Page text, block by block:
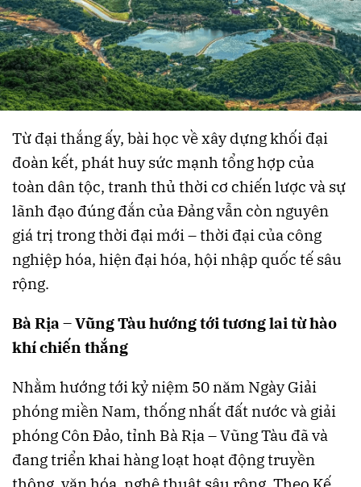
Từ đại thắng ấy, bài học về xây dựng khối đại
đoàn kết, phát huy sức mạnh tổng hợp của
toàn dân tộc, tranh thủ thời cơ chiến lược và sự
lãnh đạo đúng đắn của Đảng vẫn còn nguyên
giá trị trong thời đại mới – thời đại của công
nghiệp hóa, hiện đại hóa, hội nhập quốc tế sâu
rộng.
Bà Rịa – Vũng Tàu hướng tới tương lai từ hào
khí chiến thắng
Nhằm hướng tới kỷ niệm 50 năm Ngày Giải
phóng miền Nam, thống nhất đất nước và giải
phóng Côn Đảo, tỉnh Bà Rịa – Vũng Tàu đã và
đang triển khai hàng loạt hoạt động truyền